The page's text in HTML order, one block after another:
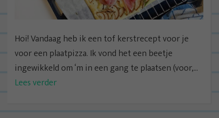
Hoi! Vandaag heb ik een tof kerstrecept voor je
voor een plaatpizza. Ik vond het een beetje
ingewikkeld om ‘m in een gang te plaatsen (voor,...
Lees verder